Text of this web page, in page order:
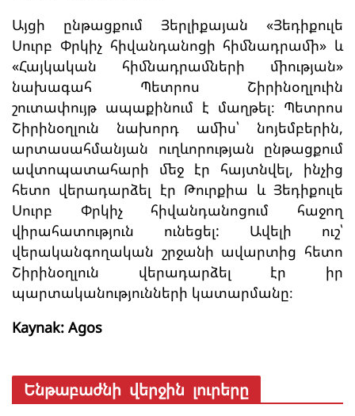
Այցի ընթացքում Յերլիքայան «Յեդիքուլե
Սուրբ Փրկիչ հիվանդանոցի հիմնադրամի» և
«Հայկական հիմնադրամների միության»
նախագահ Պետրոս Շիրինօղլուին
շուտափույթ ապաքինում է մաղթել։ Պետրոս
Շիրինօղլուն նախորդ ամիս՝ նոյեմբերին,
արտասահմանյան ուղևորության ընթացքում
ավտոպատահարի մեջ էր հայտնվել, ինչից
հետո վերադարձել էր Թուրքիա և Յեդիքուլե
Սուրբ Փրկիչ հիվանդանոցում հաջող
վիրահատություն ունեցել: Ավելի ուշ՝
վերականգողական շրջանի ավարտից հետո
Շիրինօղլուն վերադարձել էր իր
պարտականությունների կատարմանը։
Kaynak: Agos
Ենթաբաժնի վերջին լուրերը